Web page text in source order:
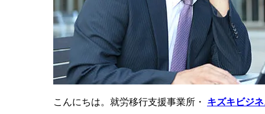
こんにちは。就労移行支援事業所・ キズキビジ